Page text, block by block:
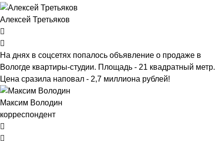
Алексей Третьяков
На днях в соцсетях попалось объявление о продаже в
Вологде квартиры-студии. Площадь - 21 квадратный метр.
Цена сразила наповал - 2,7 миллиона рублей!
Максим Володин
корреспондент